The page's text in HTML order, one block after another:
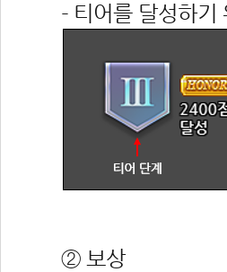
- 티어를 달성하기
② 보상